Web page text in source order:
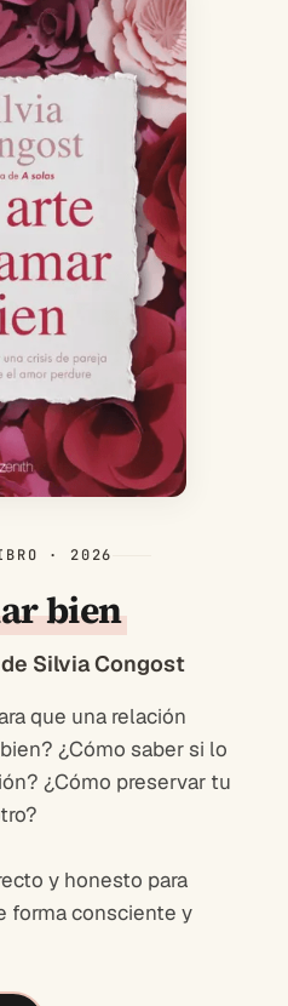
· 2026
bien
Silvia Congost
que una relación
¿Cómo saber si lo
¿Cómo preservar tu
y honesto para
forma consciente y